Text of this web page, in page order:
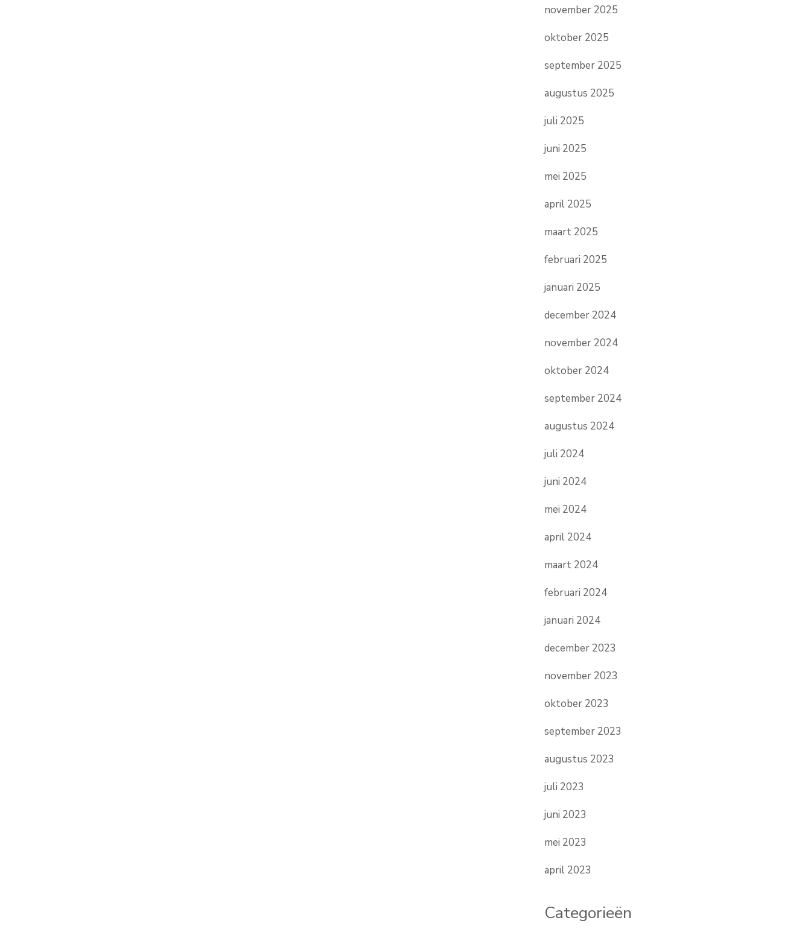
november 2025
oktober 2025
september 2025
augustus 2025
juli 2025
juni 2025
mei 2025
april 2025
maart 2025
februari 2025
januari 2025
december 2024
november 2024
oktober 2024
september 2024
augustus 2024
juli 2024
juni 2024
mei 2024
april 2024
maart 2024
februari 2024
januari 2024
december 2023
november 2023
oktober 2023
september 2023
augustus 2023
juli 2023
juni 2023
mei 2023
april 2023
Categorieën